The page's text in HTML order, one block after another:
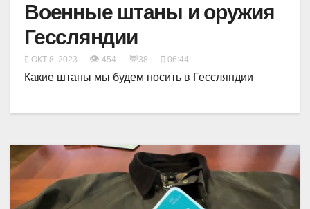
Военные штаны и оружия
Гессляндии
ОКТ 8, 2023 👁 454 💬38 06:44
Какие штаны мы будем носить в Гессляндии